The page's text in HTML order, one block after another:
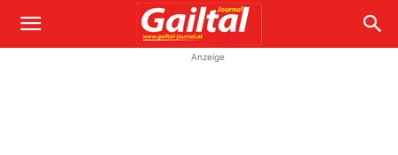
Anzeige